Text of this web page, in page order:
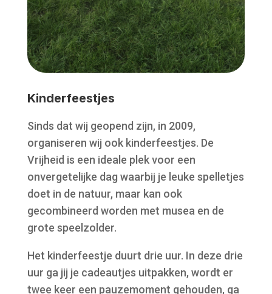
Kinderfeestjes
Sinds dat wij geopend zijn, in 2009,
organiseren wij ook kinderfeestjes. De
Vrijheid is een ideale plek voor een
onvergetelijke dag waarbij je leuke spelletjes
doet in de natuur, maar kan ook
gecombineerd worden met musea en de
grote speelzolder.
Het kinderfeestje duurt drie uur. In deze drie
uur ga jij je cadeautjes uitpakken, wordt er
twee keer een pauzemoment gehouden, ga